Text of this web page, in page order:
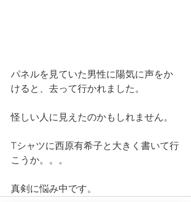
パネルを見ていた男性に陽気に声をか
けると、去って行かれました。
怪しい人に見えたのかもしれません。
Tシャツに西原有希子と大きく書いて行
こうか。。。
真剣に悩み中です。